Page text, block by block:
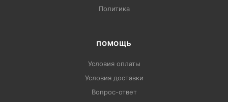
Политика
ПОМОЩЬ
Условия оплаты
Условия доставки
Вопрос-ответ